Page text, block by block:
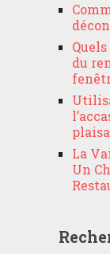
du
La
Un